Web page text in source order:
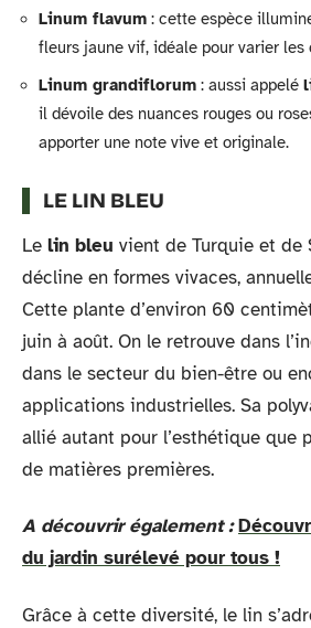
Linum flavum : cette espèce
fleurs jaune vif, idéale pour varier les
Linum grandiflorum : aussi appelé
il dévoile des nuances rouges ou
apporter une note vive et originale.
LE LIN BLEU
Le lin bleu vient de Turquie et de
décline en formes vivaces,
Cette plante d’environ 60
juin à août. On le retrouve dans
dans le secteur du bien-être ou
applications industrielles. Sa
allié autant pour l’esthétique que
de matières premières.
A découvrir également :
du jardin surélevé pour tous !
Grâce à cette diversité, le lin